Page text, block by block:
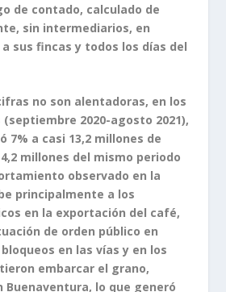
de contado, calculado de
sin intermediarios, en
sus fincas y todos los días del
no son alentadoras, en los
2020-agosto 2021),
7% a casi 13,2 millones de
millones del mismo periodo
observado en la
principalmente a los
en la exportación del café,
de orden público en
en las vías y en los
embarcar el grano,
Buenaventura, lo que generó